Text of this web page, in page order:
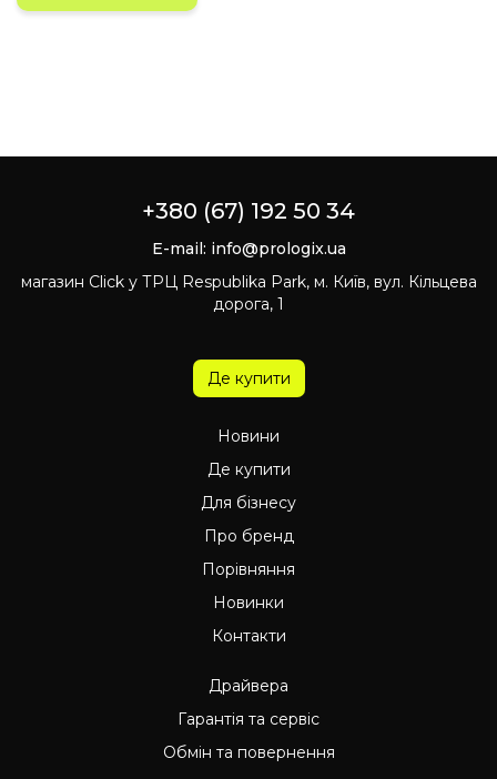
+380 (67) 192 50 34
E-mail: info@prologix.ua
магазин Click у ТРЦ Respublika Park, м. Київ, вул. Кільцева
дорога, 1
Де купити
Новини
Де купити
Для бізнесу
Про бренд
Порівняння
Новинки
Контакти
Драйвера
Гарантія та сервіс
Обмін та повернення